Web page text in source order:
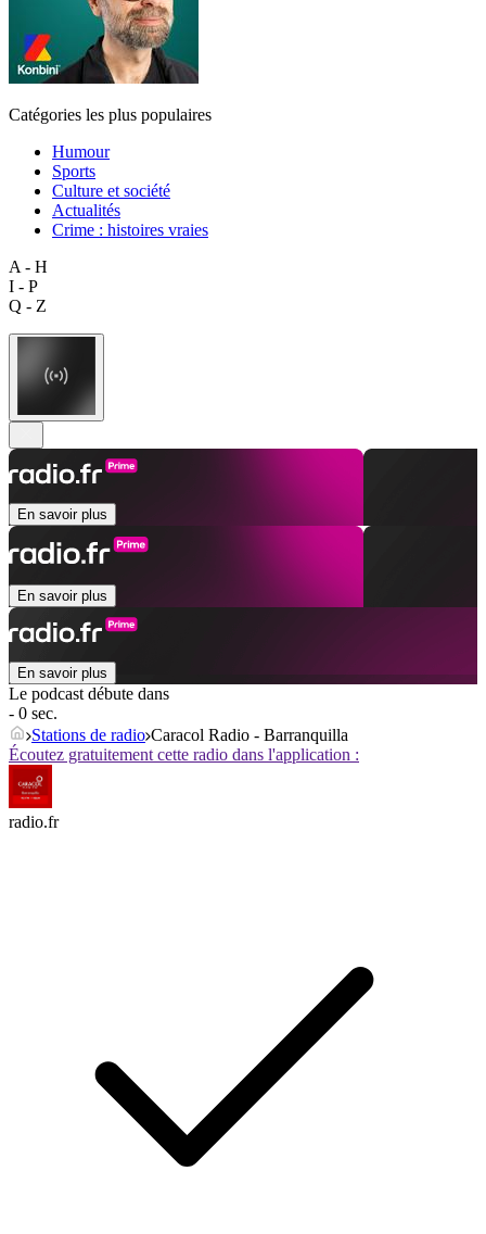
Catégories les plus populaires
Humour
Sports
Culture et société
Actualités
Crime : histoires vraies
A - H
I - P
Q - Z
En savoir plus
En savoir plus
En savoir plus
Le podcast débute dans
- 0 sec.
Stations de radio Caracol Radio - Barranquilla
Écoutez gratuitement cette radio dans l'application :
radio.fr